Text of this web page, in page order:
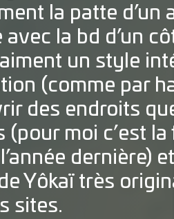
la patte
avec la bd d’un
un style
(comme par
des endroits
(pour moi c’est
dernière)
Yôkaï très
sites.